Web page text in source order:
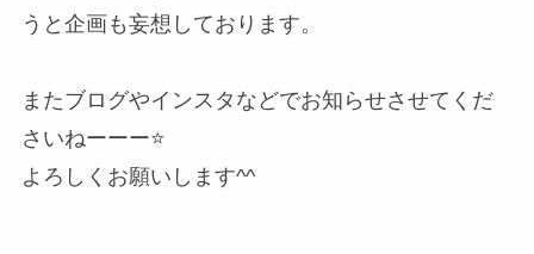
うと企画も妄想しております。
またブログやインスタなどでお知らせさせてくだ
さいねーーー⭐️
よろしくお願いします^^